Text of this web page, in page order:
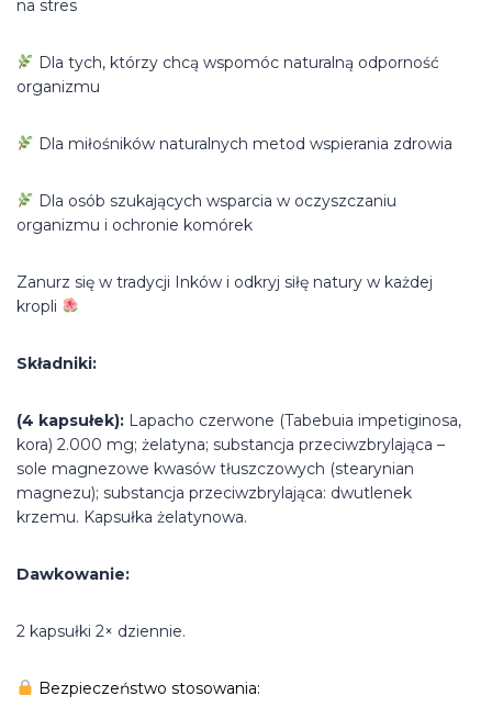
na stres
Dla tych, którzy chcą wspomóc naturalną odporność
organizmu
Dla miłośników naturalnych metod wspierania zdrowia
Dla osób szukających wsparcia w oczyszczaniu
organizmu i ochronie komórek
Zanurz się w tradycji Inków i odkryj siłę natury w każdej
kropli
Składniki:
(4 kapsułek): Lapacho czerwone (Tabebuia impetiginosa,
kora) 2.000 mg; żelatyna; substancja przeciwzbrylająca –
sole magnezowe kwasów tłuszczowych (stearynian
magnezu); substancja przeciwzbrylająca: dwutlenek
krzemu. Kapsułka żelatynowa.
Dawkowanie:
2 kapsułki 2× dziennie.
Bezpieczeństwo stosowania: